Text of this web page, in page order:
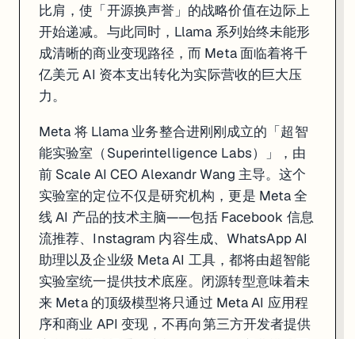
比肩，使「开源换声誉」的战略价值在边际上
开始递减。与此同时，Llama 系列始终未能形
成清晰的商业变现路径，而 Meta 面临着将千
亿美元 AI 资本支出转化为实际营收的巨大压
力。
Meta 将 Llama 业务整合进刚刚成立的「超智
能实验室（Superintelligence Labs）」，由
前 Scale AI CEO Alexandr Wang 主导。这个
实验室的定位不仅是研究机构，更是 Meta 全
线 AI 产品的技术主脑——包括 Facebook 信息
流推荐、Instagram 内容生成、WhatsApp AI
助理以及企业级 Meta AI 工具，都将由超智能
实验室统一提供技术底座。闭源转型意味着未
来 Meta 的顶级模型将只通过 Meta AI 应用程
序和商业 API 变现，不再向第三方开发者提供